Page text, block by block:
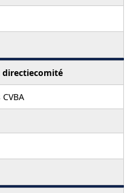
directiecomité